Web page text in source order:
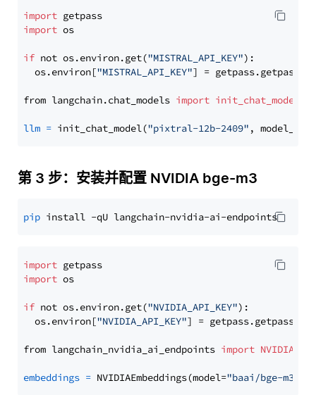
import
import os
if not os.environ.get("MISTRAL_API_KEY"):
  os.environ[
"MISTRAL_API_KEY"] = getpass.getpass(
from langchain.chat_models import init_chat_model
llm = init_chat_model("pixtral-12b-2409" ,
第 3 步：安装并配置 NVIDIA bge-m3
pip
import
import os
if not os.environ.get("NVIDIA_API_KEY"):
  os.environ[
"NVIDIA_API_KEY"] = getpass.getpass(
from langchain_nvidia_ai_endpoints import
embeddings = NVIDIAEmbeddings(model="baai/bge-m3"